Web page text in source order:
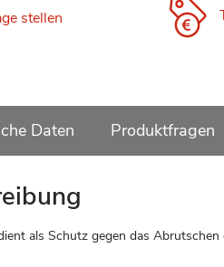
stellen
Daten Produktfragen
als Schutz gegen das